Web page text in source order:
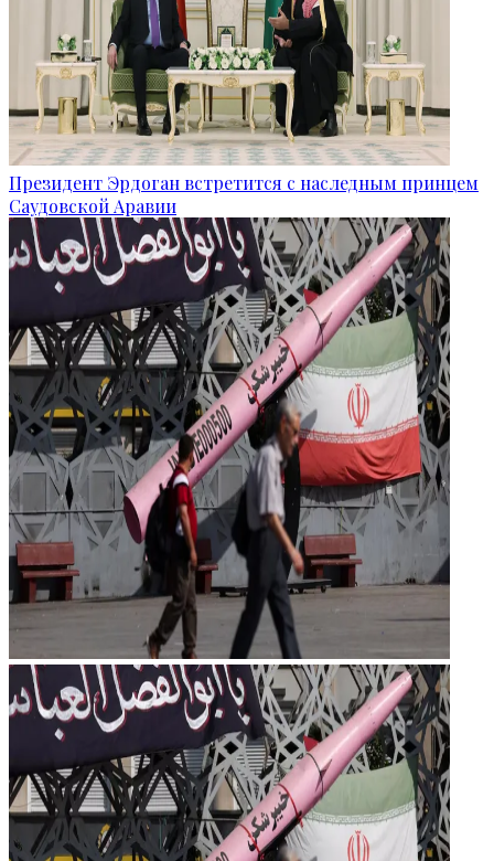
Президент Эрдоган встретится с наследным принцем
Саудовской Аравии